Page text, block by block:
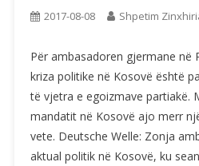
2017-08-08 Shpetim
Për ambasadoren gjermane në
kriza politike në Kosovë është
të vjetra e egoizmave partiakë.
mandatit në Kosovë ajo merr
vete. Deutsche Welle: Zonja
aktual politik në Kosovë, ku